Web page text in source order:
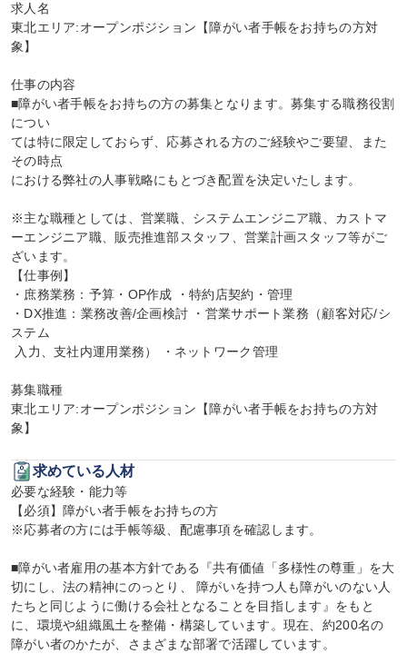
求人名
東北エリア:オープンポジション【障がい者手帳をお持ちの方対
象】
仕事の内容
■障がい者手帳をお持ちの方の募集となります。募集する職務役割
につい
ては特に限定しておらず、応募される方のご経験やご要望、また
その時点
における弊社の人事戦略にもとづき配置を決定いたします。
※主な職種としては、営業職、システムエンジニア職、カストマ
ーエンジニア職、販売推進部スタッフ、営業計画スタッフ等がご
ざいます。
【仕事例】
・庶務業務：予算・OP作成 ・特約店契約・管理
・DX推進：業務改善/企画検討 ・営業サポート業務（顧客対応/シ
ステム
募集職種
東北エリア:オープンポジション【障がい者手帳をお持ちの方対
象】
求めている人材
必要な経験・能力等
【必須】障がい者手帳をお持ちの方
※応募者の方には手帳等級、配慮事項を確認します。
■障がい者雇用の基本方針である『共有価値「多様性の尊重」を大
切にし、法の精神にのっとり、 障がいを持つ人も障がいのない人
たちと同じように働ける会社となることを目指します』をもと
に、環境や組織風土を整備・構築しています。現在、約200名の
障がい者のかたが、さまざまな部署で活躍しています。